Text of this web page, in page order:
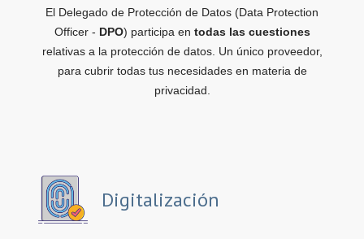
El Delegado de Protección de Datos (Data Protection
Officer - DPO) participa en todas las cuestiones
relativas a la protección de datos. Un único proveedor,
para cubrir todas tus necesidades en materia de
privacidad.
Digitalización